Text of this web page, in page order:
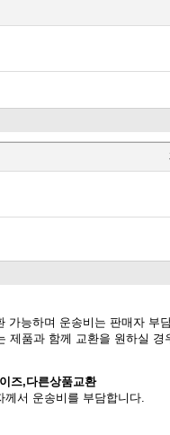
가능하며 운송비는 판매자 부
제품과 함께 교환을 원하실
즈,다른상품교환
서 운송비를 부담합니다.